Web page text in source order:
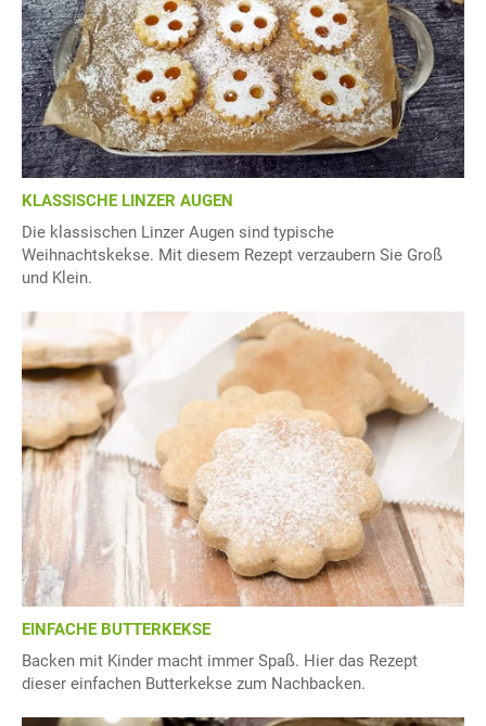
KLASSISCHE LINZER AUGEN
Die klassischen Linzer Augen sind typische
Weihnachtskekse. Mit diesem Rezept verzaubern Sie Groß
und Klein.
EINFACHE BUTTERKEKSE
Backen mit Kinder macht immer Spaß. Hier das Rezept
dieser einfachen Butterkekse zum Nachbacken.